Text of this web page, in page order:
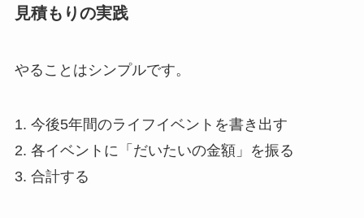
見積もりの実践
やることはシンプルです。
1. 今後5年間のライフイベントを書き出す
2. 各イベントに「だいたいの金額」を振る
3. 合計する